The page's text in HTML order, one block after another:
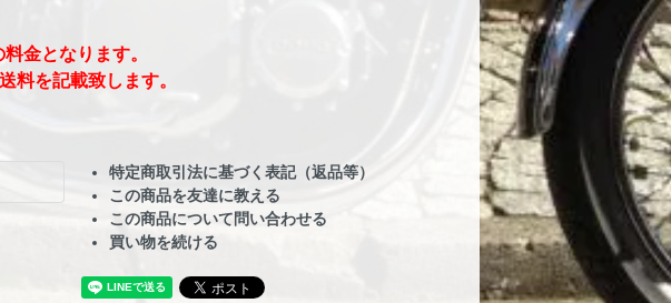
金となります。
料を記載致します。
特定商取引法に基づく表記（返品等）
この商品を友達に教える
この商品について問い合わせる
買い物を続ける